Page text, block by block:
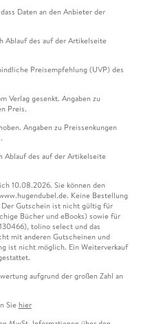
Daten an den Anbieter der
Ablauf des auf der Artikelseite
Preisempfehlung (UVP) des
Verlag gesenkt. Angaben zu
Preis.
Angaben zu Preissenkungen
Ablauf des auf der Artikelseite
10.08.2026. Sie können den
Keine Bestellung
Gutschein ist nicht gültig für
Bücher und eBooks) sowie für
tolino select und das
mit anderen Gutscheinen und
ist nicht möglich. Ein Weiterverkauf
aufgrund der großen Zahl an
Sie hier